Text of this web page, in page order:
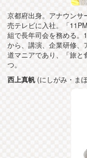
京都府出身。アナウンサ
売テレビに入社。「
組で長年司会を務める。
から、講演、企業研修、
道マニアであり、「旅と
つ。
西上真帆(にしがみ・ま